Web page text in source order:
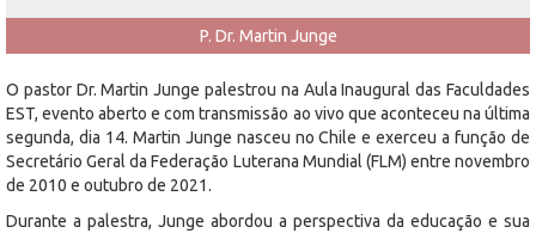
P. Dr. Martin Junge
O pastor Dr. Martin Junge palestrou na Aula Inaugural das Faculdades
EST, evento aberto e com transmissão ao vivo que aconteceu na última
segunda, dia 14. Martin Junge nasceu no Chile e exerceu a função de
Secretário Geral da Federação Luterana Mundial (FLM) entre novembro
de 2010 e outubro de 2021.
Durante a palestra, Junge abordou a perspectiva da educação e sua